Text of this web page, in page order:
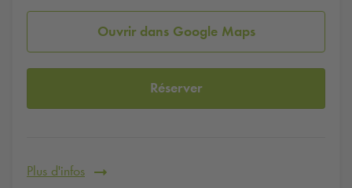
Ouvrir dans Google Maps
Réserver
Plus d'infos